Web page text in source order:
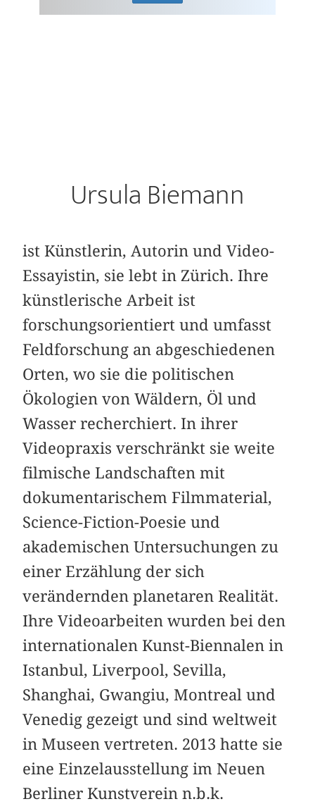
Ursula Biemann
ist Künstlerin, Autorin und Video-
Essayistin, sie lebt in Zürich. Ihre
künstlerische Arbeit ist
forschungsorientiert und umfasst
Feldforschung an abgeschiedenen
Orten, wo sie die politischen
Ökologien von Wäldern, Öl und
Wasser recherchiert. In ihrer
Videopraxis verschränkt sie weite
filmische Landschaften mit
dokumentarischem Filmmaterial,
Science-Fiction-Poesie und
akademischen Untersuchungen zu
einer Erzählung der sich
verändernden planetaren Realität.
Ihre Videoarbeiten wurden bei den
internationalen Kunst-Biennalen in
Istanbul, Liverpool, Sevilla,
Shanghai, Gwangiu, Montreal und
Venedig gezeigt und sind weltweit
in Museen vertreten. 2013 hatte sie
eine Einzelausstellung im Neuen
Berliner Kunstverein n.b.k.